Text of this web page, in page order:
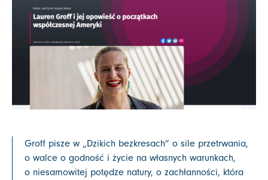
Groff pisze w „Dzikich bezkresach” o sile przetrwania,
o walce o godność i życie na własnych warunkach,
o niesamowitej potędze natury, o zachłanności, która